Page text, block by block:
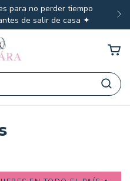
para no perder tiempo
de salir de casa ✦